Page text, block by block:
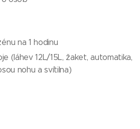
na 1 hodinu
(láhev 12L/15L, žaket, automatika,
nohu a svítilna)